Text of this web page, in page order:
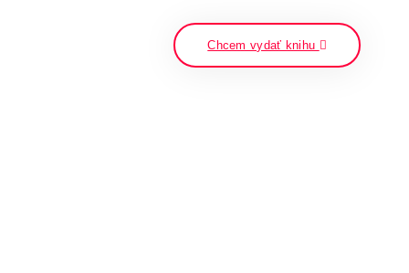
Chcem vydať knihu